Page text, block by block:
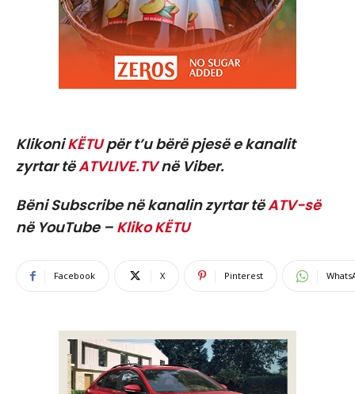
KlikoniKËTUpër t’u bërë pjesë e kanalit
zyrtar tëATVLIVE.TVnë Viber.
Bëni Subscribe në kanalin zyrtar tëATV-së
në YouTube – Kliko KËTU
Facebook X Pinterest